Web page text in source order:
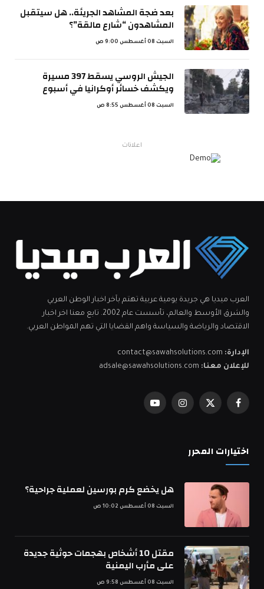
بعد ضجة المشاهد الجريئة.. هل سيتقبل
المشاهدون “شارع مالقة”؟
السبت 08 أغسطس 9:00 ص
الجيش الروسي يسقط 397 مسيرة
ويكشف خسائر أوكرانيا في أسبوع
السبت 08 أغسطس 8:55 ص
اعلانات
العرب ميديا هي جريدة يومية عربية تهتم بآخر اخبار الوطن العربي
والشرق الأوسط والعالم، تأسست عام 2002. تابع معنا اخر اخبار
الاقتصاد والرياضة والسياسة واهم القضايا التي تهم المواطن العربي.
الإدارة: contact@sawahsolutions.com
للإعلان معنا: adsale@sawahsolutions.com
فيسبوكX
الانستغراميوتيوب
اختيارات المحرر
هل يخضع كرم بورسين لعملية جراحية؟
السبت 08 أغسطس 10:02 ص
مقتل 10 أشخاص بهجمات حوثية جديدة
على مأرب اليمنية
السبت 08 أغسطس 9:58 ص